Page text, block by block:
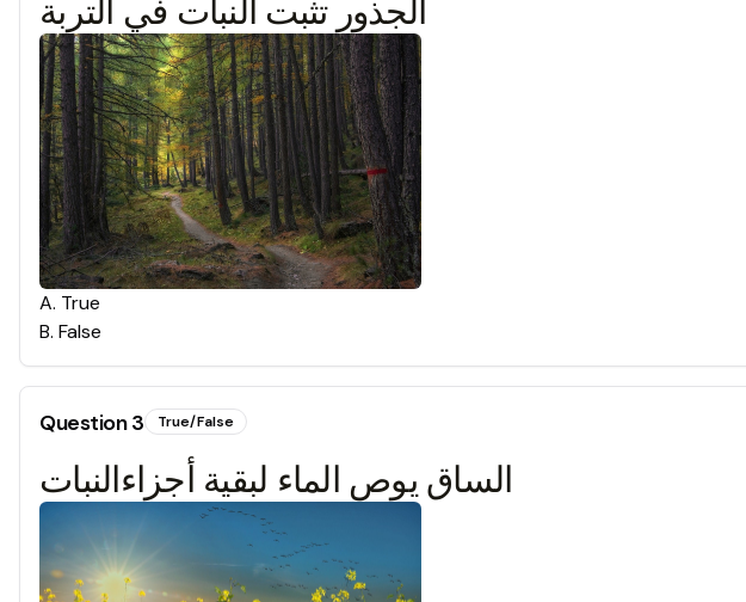
الجذور تثبت النبات في التربة
A. True
B. False
Question3 True/False
الساق يوص الماء لبقية أجزاءالنبات